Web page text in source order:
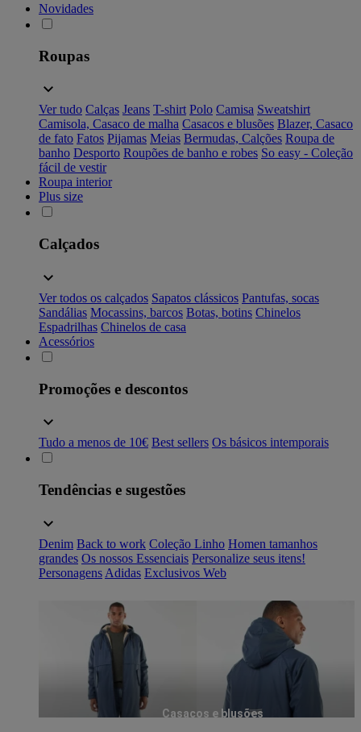
Novidades
Roupas
Ver tudo Calças Jeans T-shirt Polo Camisa Sweatshirt
Camisola, Casaco de malha Casacos e blusões Blazer, Casaco
de fato Fatos Pijamas Meias Bermudas, Calções Roupa de
banho Desporto Roupões de banho e robes So easy - Coleção
fácil de vestir
Roupa interior
Plus size
Calçados
Ver todos os calçados Sapatos clássicos Pantufas, socas
Sandálias Mocassins, barcos Botas, botins Chinelos
Espadrilhas Chinelos de casa
Acessórios
Promoções e descontos
Tudo a menos de 10€ Best sellers Os básicos intemporais
Tendências e sugestões
Denim Back to work Coleção Linho Homen tamanhos
grandes Os nossos Essenciais Personalize seus itens!
Personagens Adidas Exclusivos Web
Casacos e blusões